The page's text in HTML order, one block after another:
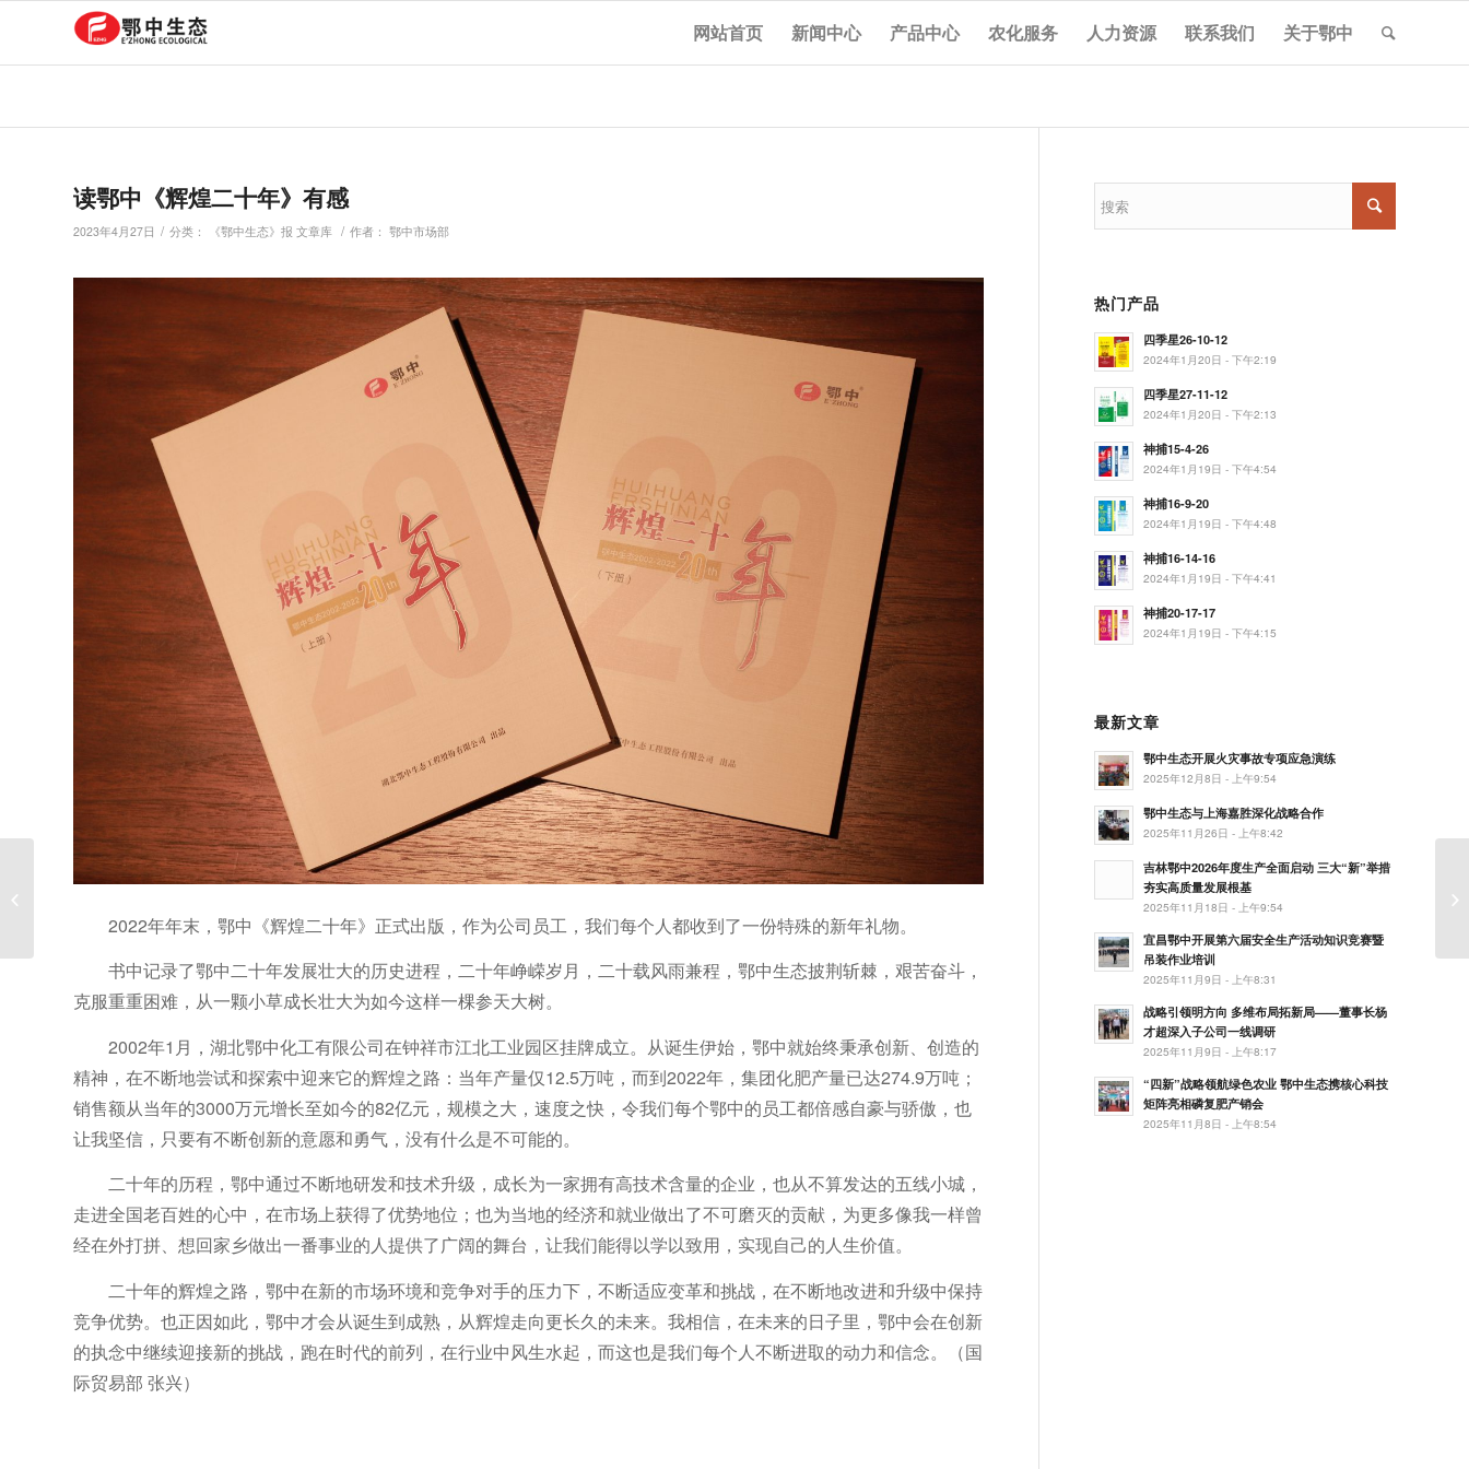
网站首页 新闻中心 产品中心 农化服务 人力资源 联系我们 关于鄂中
读鄂中《辉煌二十年》有感
2023年4月27日 / 分类： 《鄂中生态》报 文章库 / 作者： 鄂中市场部
2022年年末，鄂中《辉煌二十年》正式出版，作为公司员工，我们每个人都收到了一份特殊的新年礼物。
书中记录了鄂中二十年发展壮大的历史进程，二十年峥嵘岁月，二十载风雨兼程，鄂中生态披荆斩棘，艰苦奋斗，
克服重重困难，从一颗小草成长壮大为如今这样一棵参天大树。
2002年1月，湖北鄂中化工有限公司在钟祥市江北工业园区挂牌成立。从诞生伊始，鄂中就始终秉承创新、创造的
精神，在不断地尝试和探索中迎来它的辉煌之路：当年产量仅12.5万吨，而到2022年，集团化肥产量已达274.9万吨；
销售额从当年的3000万元增长至如今的82亿元，规模之大，速度之快，令我们每个鄂中的员工都倍感自豪与骄傲，也
让我坚信，只要有不断创新的意愿和勇气，没有什么是不可能的。
二十年的历程，鄂中通过不断地研发和技术升级，成长为一家拥有高技术含量的企业，也从不算发达的五线小城，
走进全国老百姓的心中，在市场上获得了优势地位；也为当地的经济和就业做出了不可磨灭的贡献，为更多像我一样曾
经在外打拼、想回家乡做出一番事业的人提供了广阔的舞台，让我们能得以学以致用，实现自己的人生价值。
二十年的辉煌之路，鄂中在新的市场环境和竞争对手的压力下，不断适应变革和挑战，在不断地改进和升级中保持
竞争优势。也正因如此，鄂中才会从诞生到成熟，从辉煌走向更长久的未来。我相信，在未来的日子里，鄂中会在创新
的执念中继续迎接新的挑战，跑在时代的前列，在行业中风生水起，而这也是我们每个人不断进取的动力和信念。（国
际贸易部 张兴）
热门产品
四季星26-10-12
2024年1月20日 - 下午2:19
四季星27-11-12
2024年1月20日 - 下午2:13
神捕15-4-26
2024年1月19日 - 下午4:54
神捕16-9-20
2024年1月19日 - 下午4:48
神捕16-14-16
2024年1月19日 - 下午4:41
神捕20-17-17
2024年1月19日 - 下午4:15
最新文章
鄂中生态开展火灾事故专项应急演练
2025年12月8日 - 上午9:54
鄂中生态与上海嘉胜深化战略合作
2025年11月26日 - 上午8:42
吉林鄂中2026年度生产全面启动 三大“新”举措
夯实高质量发展根基
2025年11月18日 - 上午9:54
宜昌鄂中开展第六届安全生产活动知识竞赛暨
吊装作业培训
2025年11月9日 - 上午8:31
战略引领明方向 多维布局拓新局——董事长杨
才超深入子公司一线调研
2025年11月9日 - 上午8:17
“四新”战略领航绿色农业 鄂中生态携核心科技
矩阵亮相磷复肥产销会
2025年11月8日 - 上午8:54